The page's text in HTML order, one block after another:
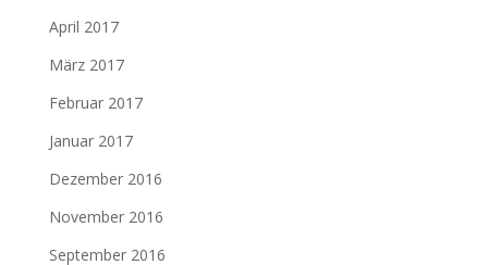
April 2017
März 2017
Februar 2017
Januar 2017
Dezember 2016
November 2016
September 2016